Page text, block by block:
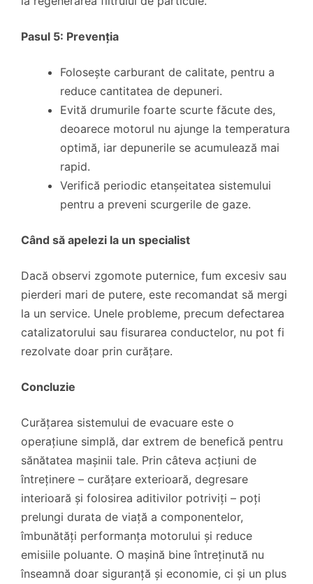
Pasul 5: Prevenția
Folosește carburant de calitate, pentru a
reduce cantitatea de depuneri.
Evită drumurile foarte scurte făcute des,
deoarece motorul nu ajunge la temperatura
optimă, iar depunerile se acumulează mai
rapid.
Verifică periodic etanșeitatea sistemului
pentru a preveni scurgerile de gaze.
Când să apelezi la un specialist
Dacă observi zgomote puternice, fum excesiv sau
pierderi mari de putere, este recomandat să mergi
la un service. Unele probleme, precum defectarea
catalizatorului sau fisurarea conductelor, nu pot fi
rezolvate doar prin curățare.
Concluzie
Curățarea sistemului de evacuare este o
operațiune simplă, dar extrem de benefică pentru
sănătatea mașinii tale. Prin câteva acțiuni de
întreținere – curățare exterioară, degresare
interioară și folosirea aditivilor potriviți – poți
prelungi durata de viață a componentelor,
îmbunătăți performanța motorului și reduce
emisiile poluante. O mașină bine întreținută nu
înseamnă doar siguranță și economie, ci și un plus